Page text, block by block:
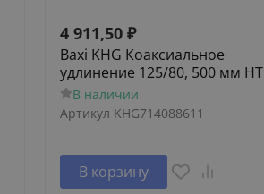
4 911,50 ₽
Baxi KHG Коаксиальное
удлинение 125/80, 500 мм HT
В наличии
Артикул KHG714088611
В корзину